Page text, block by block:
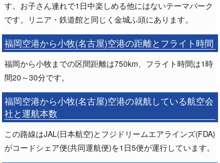
す。お子さん連れで1日中楽しめる他にはないテーマパーク
です。リニア・鉄道館と同じく金城ふ頭にあります。
福岡空港から小牧(名古屋)空港の距離とフライト時間
福岡から小牧までの区間距離は750km、フライト時間は1時
間20～30分です。
福岡空港から小牧(名古屋)空港の就航している航空会
社と運航本数
この路線はJAL(日本航空)とフジドリームエアラインズ(FDA)
がコードシェア便(共同運航便)を1日5便が運行しています。